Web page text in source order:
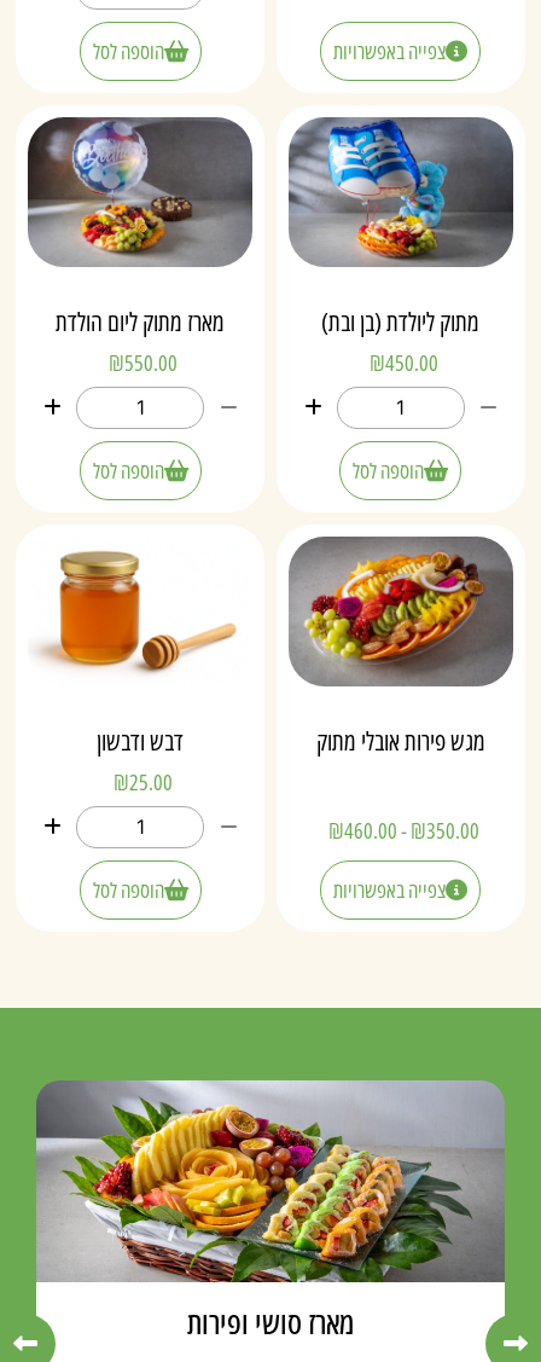
צפייה באפשרויות הוספה לסל
מתוק ליולדת (בן ובת)
₪450.00
הוספה לסל
מארז מתוק ליום הולדת
₪550.00
הוספה לסל
מגש פירות אובלי מתוק
₪350.00
-
₪460.00
צפייה באפשרויות
דבש ודבשון
₪25.00
הוספה לסל
מארז סושי ופירות